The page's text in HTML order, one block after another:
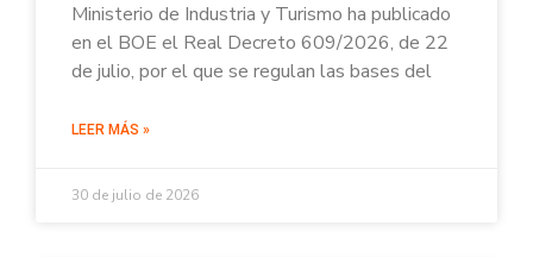
Ministerio de Industria y Turismo ha publicado
en el BOE el Real Decreto 609/2026, de 22
de julio, por el que se regulan las bases del
LEER MÁS »
30 de julio de 2026